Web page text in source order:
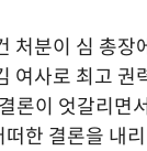
처분이 심 총장
여사로 최고 권
론이 엇갈리면
한 결론을 내